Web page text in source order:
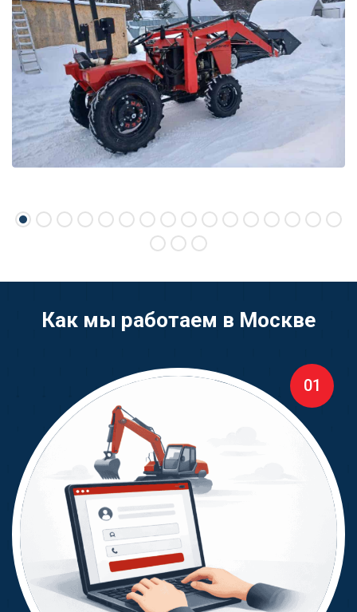
Как мы работаем в Москве
01